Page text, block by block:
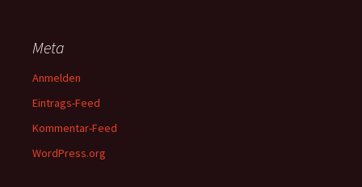
Meta
Anmelden
Eintrags-Feed
Kommentar-Feed
WordPress.org